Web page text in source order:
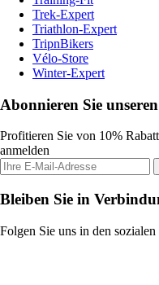
Trek-Expert
Triathlon-Expert
TripnBikers
Vélo-Store
Winter-Expert
Abonnieren Sie
Profitieren Sie von 10%
anmelden
Bleiben Sie in
Folgen Sie uns in den